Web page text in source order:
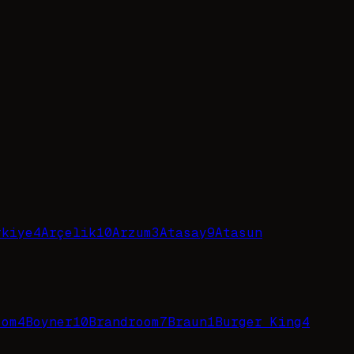
4Arçelik10Arzum3Atasay9Atasun
4Boyner10Brandroom7Braun1Burger King4